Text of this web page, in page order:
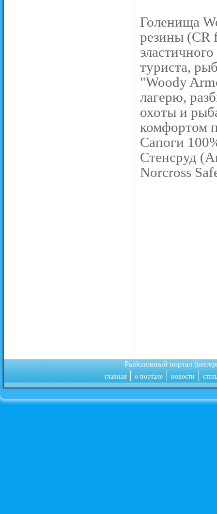
Голенища
резины (CR
туриста,
"Woody
лагерю,
охоты и
комфортом
Сапоги
Стенсруд
Norcross
Рыболовный портал
главная|о портале|новости|